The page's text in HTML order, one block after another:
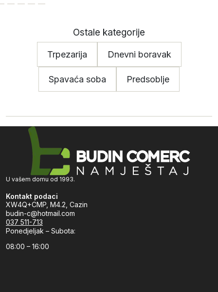
Ostale kategorije
Trpezarija Dnevni boravak
Spavaća soba Predsoblje
U vašem domu od 1993.
Kontakt podaci
XW4Q+CMP, M4.2, Cazin
budin-c@hotmail.com
037 511-713
Ponedjeljak – Subota:
08:00 – 16:00